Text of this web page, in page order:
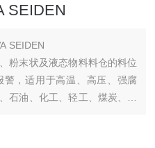
SEIDEN
SEIDEN
粉末状及液态物料料仓的料位
，适用于高温、高压、强腐
石油、化工、轻工、煤炭、水